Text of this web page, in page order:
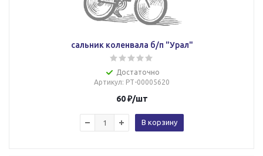
сальник коленвала б/п "Урал"
Достаточно
Артикул: РТ-00005620
60₽/шт
В корзину